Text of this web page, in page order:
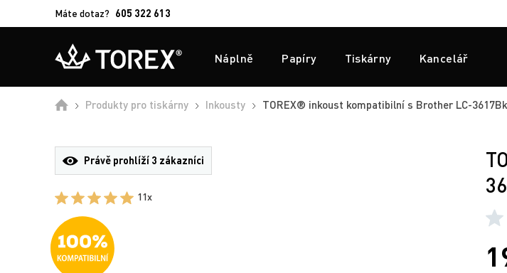
Máte dotaz? 605 322 613
Náplně Papíry Tiskárny Kancelář
ÚvodProdukty pro tiskárny Inkousty TOREX® inkoust kompatibilní s Brother LC-
Právě prohlíží 3 zákazníci
11x